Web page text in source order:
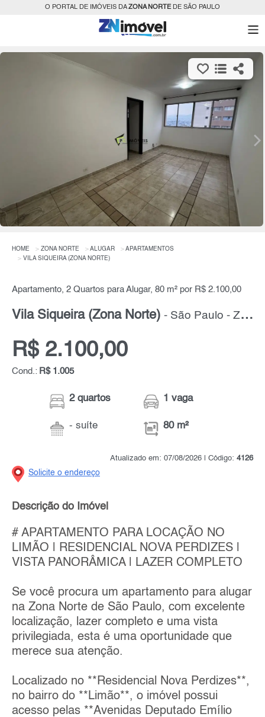
O PORTAL DE IMÓVEIS DAZONA NORTEDE SÃO PAULO
HOME ZONA NORTE ALUGAR
APARTAMENTOS
VILA SIQUEIRA (ZONA NORTE)
Apartamento, 2 Quartos para Alugar, 80 m² por R$ 2.100,00
Vila Siqueira (Zona Norte) - São Paulo - Zona Norte
R$ 2.100,00
Cond.: R$ 1.005
2 quartos
- suíte
1 vaga
80 m²
Atualizado em: 07/08/2026 | Código: 4126
Solicite o endereço
Descrição do Imóvel
# APARTAMENTO PARA LOCAÇÃO NO
LIMÃO | RESIDENCIAL NOVA PERDIZES |
VISTA PANORÂMICA | LAZER COMPLETO
Se você procura um apartamento para alugar
na Zona Norte de São Paulo, com excelente
localização, lazer completo e uma vista
privilegiada, esta é uma oportunidade que
merece sua atenção.
Localizado no **Residencial Nova Perdizes**,
no bairro do **Limão**, o imóvel possui
acesso pelas **Avenidas Deputado Emílio